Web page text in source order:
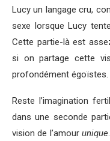
Lucy un langage cru,
sexe lorsque Lucy
Cette partie-là est
si on partage cette
profondément
Reste l’imagination
dans une seconde
vision de l’amourunique